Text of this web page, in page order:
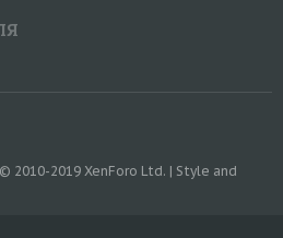
© 2010-2019 XenForo Ltd. | Style and